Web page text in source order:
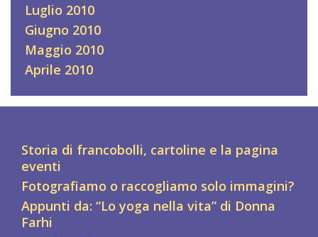
Luglio 2010
Giugno 2010
Maggio 2010
Aprile 2010
Storia di francobolli, cartoline e la pagina
eventi
Fotografiamo o raccogliamo solo immagini?
Appunti da: “Lo yoga nella vita” di Donna
Farhi